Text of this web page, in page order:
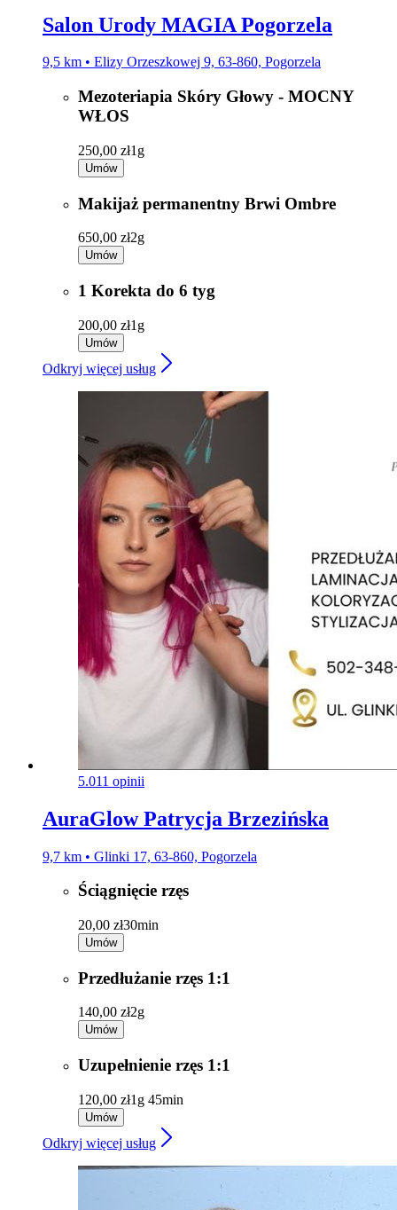
Salon Urody MAGIA Pogorzela
9,5 km • Elizy Orzeszkowej 9, 63-860, Pogorzela
Mezoteriapia Skóry Głowy - MOCNY
WŁOS
250,00 zł1g
Umów
Makijaż permanentny Brwi Ombre
650,00 zł2g
Umów
1 Korekta do 6 tyg
200,00 zł1g
Umów
Odkryj więcej usług
5.011 opinii
AuraGlow Patrycja Brzezińska
9,7 km • Glinki 17, 63-860, Pogorzela
Ściągnięcie rzęs
20,00 zł30min
Umów
Przedłużanie rzęs 1:1
140,00 zł2g
Umów
Uzupełnienie rzęs 1:1
120,00 zł1g 45min
Umów
Odkryj więcej usług